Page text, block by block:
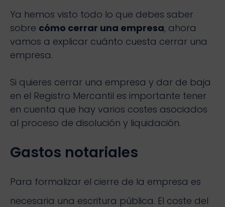
Ya hemos visto todo lo que debes saber
sobre cómo cerrar una empresa, ahora
vamos a explicar cuánto cuesta cerrar una
empresa.
Si quieres cerrar una empresa y dar de baja
en el Registro Mercantil es importante tener
en cuenta que hay varios costes asociados
al proceso de disolución y liquidación.
Gastos notariales
Para formalizar el cierre de la empresa es
necesaria una escritura pública. El coste del